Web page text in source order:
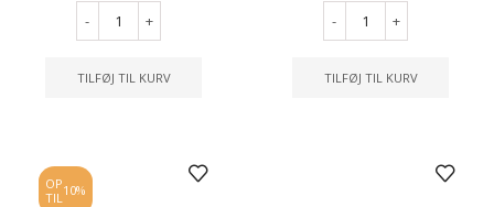
- +
TILFØJ TIL KURV
- +
TILFØJ TIL KURV
OP
TIL 10%